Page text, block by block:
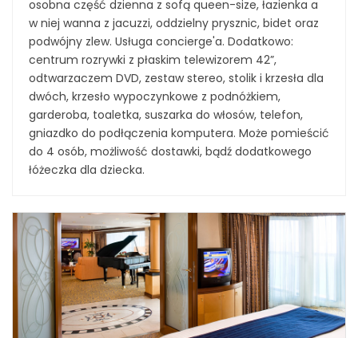
osobna część dzienna z sofą queen-size, łazienka a
w niej wanna z jacuzzi, oddzielny prysznic, bidet oraz
podwójny zlew. Usługa concierge'a. Dodatkowo:
centrum rozrywki z płaskim telewizorem 42”,
odtwarzaczem DVD, zestaw stereo, stolik i krzesła dla
dwóch, krzesło wypoczynkowe z podnóżkiem,
garderoba, toaletka, suszarka do włosów, telefon,
gniazdko do podłączenia komputera. Może pomieścić
do 4 osób, możliwość dostawki, bądź dodatkowego
łóżeczka dla dziecka.